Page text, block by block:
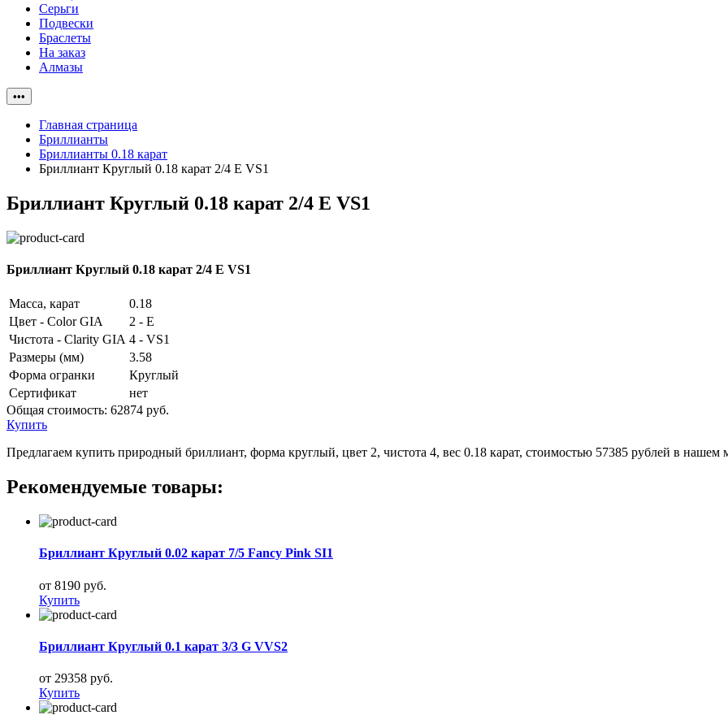
Серьги
Подвески
Браслеты
На заказ
Алмазы
•••
Главная страница
Бриллианты
Бриллианты 0.18 карат
Бриллиант Круглый 0.18 карат 2/4 E VS1
Бриллиант Круглый 0.18 карат 2/4 E VS1
Бриллиант Круглый 0.18 карат 2/4 E VS1
Масса, карат
0.18
Цвет - Color GIA
2 - E
Чистота - Clarity GIA 4 - VS1
Размеры (мм)
3.58
Форма огранки
Круглый
Сертификат
нет
Общая стоимость: 62874 руб.
Купить
Предлагаем купить природный бриллиант, форма круглый, цвет 2, чистота 4, вес 0.18 карат, стоимостью 57385 рублей в нашем
Рекомендуемые товары:
Бриллиант Круглый 0.02 карат 7/5 Fancy Pink SI1
от 8190 руб.
Купить
Бриллиант Круглый 0.1 карат 3/3 G VVS2
от 29358 руб.
Купить